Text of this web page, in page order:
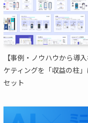
【事例・ノウハウから導
ケティングを「収益の柱
セット